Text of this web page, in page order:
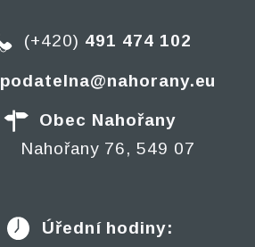
(+420) 491 474 102
podatelna@nahorany.eu
Obec Nahořany
Nahořany 76, 549 07
Úřední hodiny: